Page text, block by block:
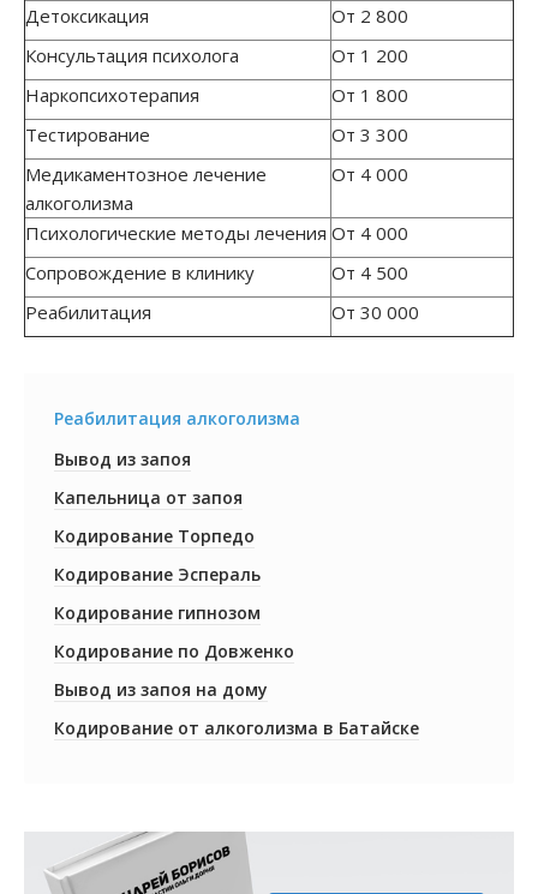
Детоксикация
От 2 800
Консультация психолога
От 1 200
Наркопсихотерапия
От 1 800
Тестирование
От 3 300
Медикаментозное лечение
алкоголизма
От 4 000
Психологические методы лечения От 4 000
Сопровождение в клинику
От 4 500
Реабилитация
От 30 000
Реабилитация алкоголизма
Вывод из запоя
Капельница от запоя
Кодирование Торпедо
Кодирование Эспераль
Кодирование гипнозом
Кодирование по Довженко
Вывод из запоя на дому
Кодирование от алкоголизма в Батайске